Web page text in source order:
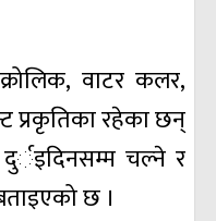
वाटर कलर,
प्रकृतिका रहेका छन्
दुर्इदिनसम्म चल्ने र
छ ।